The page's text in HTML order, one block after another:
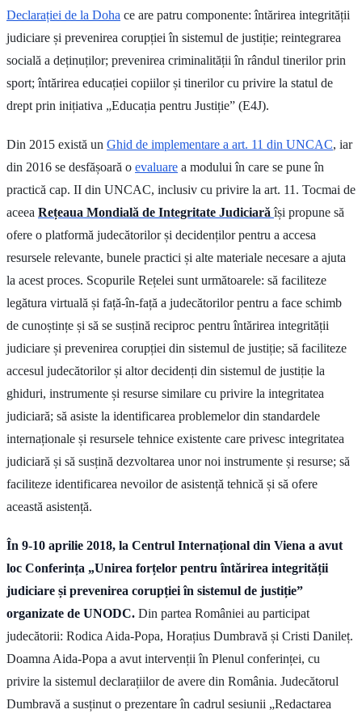
Declarației de la Doha ce are patru componente: întărirea integrității
judiciare și prevenirea corupției în sistemul de justiție; reintegrarea
socială a deținuților; prevenirea criminalității în rândul tinerilor prin
sport; întărirea educației copiilor și tinerilor cu privire la statul de
drept prin inițiativa „Educația pentru Justiție” (E4J).
Din 2015 există un Ghid de implementare a art. 11 din UNCAC, iar
din 2016 se desfășoară o evaluare a modului în care se pune în
practică cap. II din UNCAC, inclusiv cu privire la art. 11. Tocmai de
aceea Rețeaua Mondială de Integritate Judiciară își propune să
ofere o platformă judecătorilor și decidenților pentru a accesa
resursele relevante, bunele practici și alte materiale necesare a ajuta
la acest proces. Scopurile Rețelei sunt următoarele: să faciliteze
legătura virtuală și față-în-față a judecătorilor pentru a face schimb
de cunoștințe și să se susțină reciproc pentru întărirea integrității
judiciare și prevenirea corupției din sistemul de justiție; să faciliteze
accesul judecătorilor și altor decidenți din sistemul de justiție la
ghiduri, instrumente și resurse similare cu privire la integritatea
judiciară; să asiste la identificarea problemelor din standardele
internaționale și resursele tehnice existente care privesc integritatea
judiciară și să susțină dezvoltarea unor noi instrumente și resurse; să
faciliteze identificarea nevoilor de asistență tehnică și să ofere
această asistență.
În 9-10 aprilie 2018, la Centrul Internațional din Viena a avut
loc Conferința „Unirea forțelor pentru întărirea integrității
judiciare și prevenirea corupției în sistemul de justiție”
organizate de UNODC. Din partea României au participat
judecătorii: Rodica Aida-Popa, Horațius Dumbravă și Cristi Danileț.
Doamna Aida-Popa a avut intervenții în Plenul conferinței, cu
privire la sistemul declarațiilor de avere din România. Judecătorul
Dumbravă a susținut o prezentare în cadrul sesiunii „Redactarea